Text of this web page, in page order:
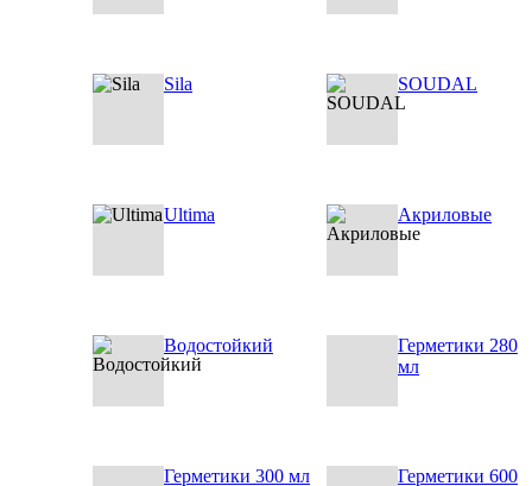
Sila SOUDAL
Ultima Акриловые
Водостойкий
Герметики 280
мл
Герметики 300 мл
Герметики 600